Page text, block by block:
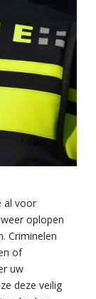
al voor
oplopen
Criminelen
of
uw
deze veilig